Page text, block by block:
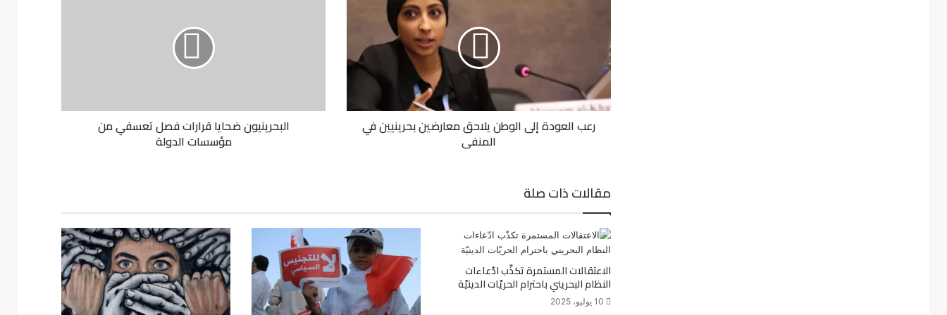
رعب العودة إلى الوطن يلاحق معارضين بحرينيين في
المنفى
البحرينيون ضحايا قرارات فصل تعسفي من
مؤسسات الدولة
مقالات ذات صلة
الاعتقالات المستمرة تكذّب ادّعاءات
النظام البحريني باحترام الحريّات الدينيّة
10 يوليو، 2025